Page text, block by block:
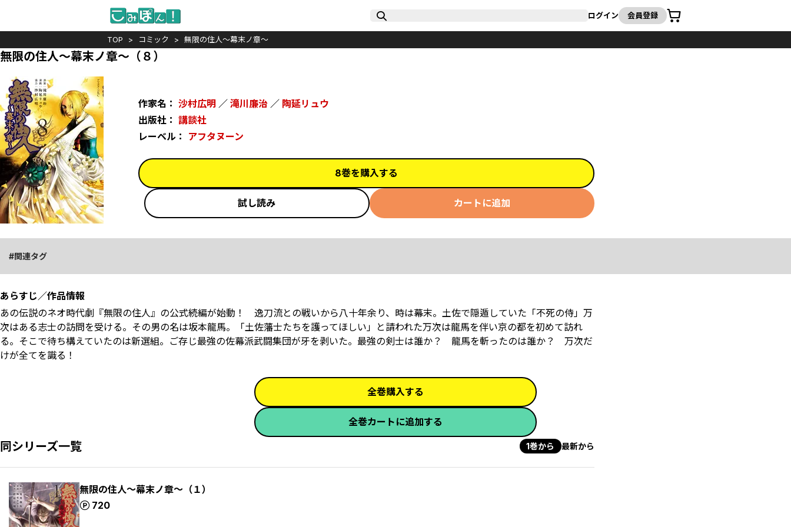
ログイン 会員登録
カート
TOP コミック 無限の住人～幕末ノ章～
無限の住人～幕末ノ章～（８）
作家名： 沙村広明 ／ 滝川廉治 ／ 陶延リュウ
出版社： 講談社
レーベル： アフタヌーン
8巻を購入する
試し読み カートに追加
関連タグ
あらすじ／作品情報
あの伝説のネオ時代劇『無限の住人』の公式続編が始動！ 逸刀流との戦いから八十年余り、時は幕末。土佐で隠遁していた「不死の侍」万
次はある志士の訪問を受ける。その男の名は坂本龍馬。「土佐藩士たちを護ってほしい」と請われた万次は龍馬を伴い京の都を初めて訪れ
る。そこで待ち構えていたのは新選組。ご存じ最強の佐幕派武闘集団が牙を剥いた――。最強の剣士は誰か？ 龍馬を斬ったのは誰か？ 万次だ
けが全てを識る！
全巻購入する
全巻カートに追加する
同シリーズ一覧 1巻から 最新から
無限の住人～幕末ノ章～（１）
720
ポイント